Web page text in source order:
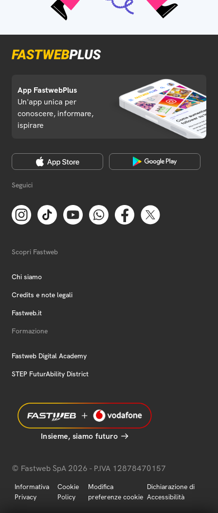
App FastwebPlus
Un'app unica per
conoscere, informare,
ispirare
Seguici
Scopri Fastweb
Chi siamo
Credits e note legali
Fastweb.it
Formazione
Fastweb Digital Academy
STEP FuturAbility District
Insieme, siamo futuro
© Fastweb SpA 2026 - P.IVA 12878470157
Informativa
Privacy
Cookie
Policy
Modifica
preferenze cookie
Dichiarazione di
Accessibilità